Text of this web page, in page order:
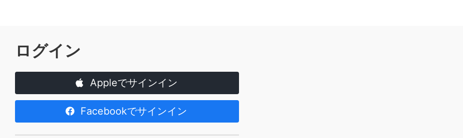
ログイン
Appleでサインイン
Facebookでサインイン